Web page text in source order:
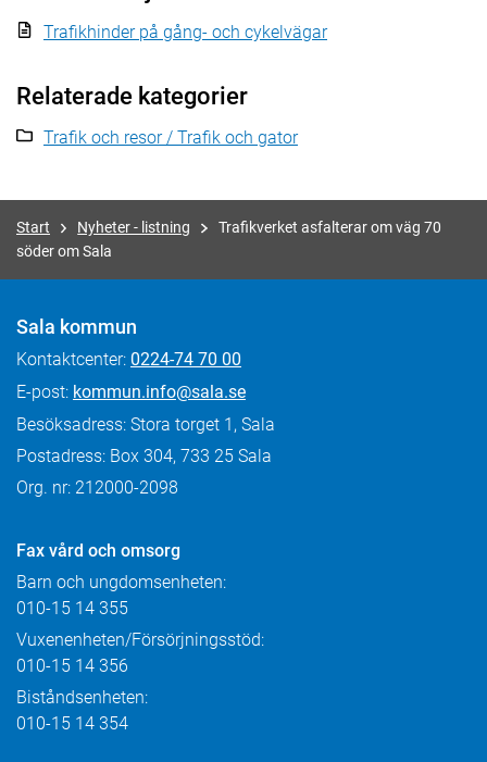
Trafikhinder på gång- och cykelvägar
Relaterade kategorier
Trafik och resor / Trafik och gator
Start Nyheter - listning
Trafikverket asfalterar om väg 70
söder om Sala
Sala kommun
Kontaktcenter: 0224-74 70 00
E-post: kommun.info@sala.se
Besöksadress: Stora torget 1, Sala
Postadress: Box 304, 733 25 Sala
Org. nr: 212000-2098
Fax vård och omsorg
Barn och ungdomsenheten:
010-15 14 355
Vuxenenheten/Försörjningsstöd:
010-15 14 356
Biståndsenheten:
010-15 14 354